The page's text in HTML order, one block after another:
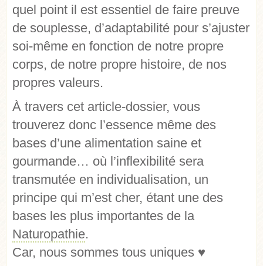
quel point il est essentiel de faire preuve
de souplesse, d’adaptabilité pour s’ajuster
soi-même en fonction de notre propre
corps, de notre propre histoire, de nos
propres valeurs.
À travers cet article-dossier, vous
trouverez donc l’essence même des
bases d’une alimentation saine et
gourmande… où l’inflexibilité sera
transmutée en individualisation, un
principe qui m’est cher, étant une des
bases les plus importantes de la
Naturopathie.
Car, nous sommes tous uniques ♥